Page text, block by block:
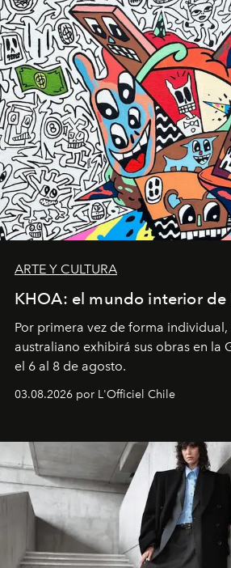
ARTE Y CULTURA
KHOA: el mundo interior de
Por primera vez de forma
australiano exhibirá sus obras en la
el 6 al 8 de agosto.
03.08.2026 por L'Officiel Chile